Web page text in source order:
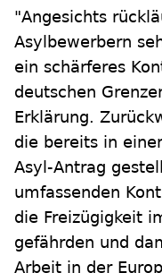
"Angesichts
Asylbewerbern
ein schärferes
deutschen
Erklärung.
die bereits in
Asyl-Antrag
umfassenden
die Freizügigkeit
gefährden und
Arbeit in der